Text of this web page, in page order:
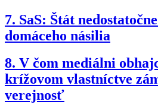
7. SaS: Štát
domáceho násilia
8. V čom mediálni
krížovom vlastníctve
verejnosť